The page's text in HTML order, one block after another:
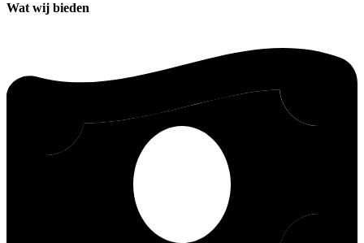
Wat wij bieden